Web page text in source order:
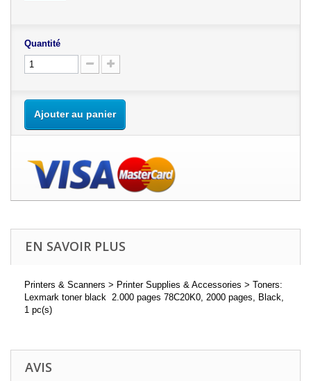
Quantité
Ajouter au panier
EN SAVOIR PLUS
Printers & Scanners > Printer Supplies & Accessories > Toners:
Lexmark toner black 2.000 pages 78C20K0, 2000 pages, Black,
1 pc(s)
AVIS